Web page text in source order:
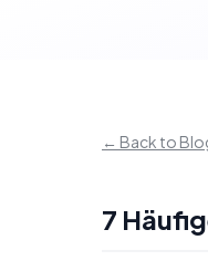
← Back to
7